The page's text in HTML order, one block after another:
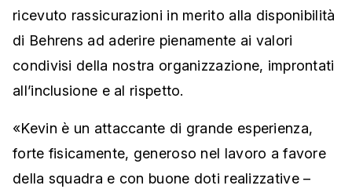
ricevuto rassicurazioni in merito alla disponibilità
di Behrens ad aderire pienamente ai valori
condivisi della nostra organizzazione, improntati
all’inclusione e al rispetto.
«Kevin è un attaccante di grande esperienza,
forte fisicamente, generoso nel lavoro a favore
della squadra e con buone doti realizzative –